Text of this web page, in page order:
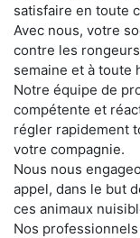
satisfaire en toute
Avec nous, votre
contre les
semaine et à toute
Notre équipe de
compétente et
régler rapidement
votre compagnie.
Nous nous
appel, dans le but
ces animaux
Nos